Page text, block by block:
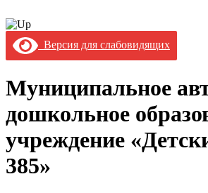
Версия для слабовидящих
Муниципальное
дошкольное
учреждение
385»